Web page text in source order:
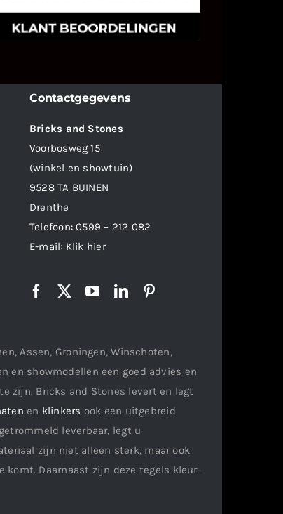
onze diensten vindt.
Contactgegevens
Bricks and Stones
Voorbosweg 15
(winkel en showtuin)
9528 TA BUINEN
Drenthe
Telefoon:0599 – 212 082
E-mail: Klik hier
Assen, Groningen, Winschoten,
en showmodellen een goed advies en
zijn. Bricks and Stones levert en legt
en klinkers ook een uitgebreid
leverbaar, legt u
zijn niet alleen sterk, maar ook
komt. Daarnaast zijn deze tegels kleur-